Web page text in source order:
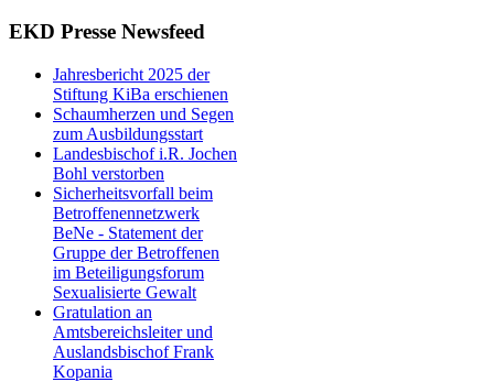
EKD Presse Newsfeed
Jahresbericht 2025 der
Stiftung KiBa erschienen
Schaumherzen und Segen
zum Ausbildungsstart
Landesbischof i.R. Jochen
Bohl verstorben
Sicherheitsvorfall beim
Betroffenennetzwerk
BeNe - Statement der
Gruppe der Betroffenen
im Beteiligungsforum
Sexualisierte Gewalt
Gratulation an
Amtsbereichsleiter und
Auslandsbischof Frank
Kopania